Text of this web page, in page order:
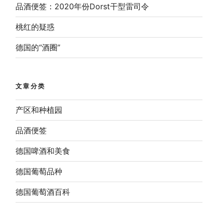
品酒便签：2020年份Dorst干型雷司令
桃红的疑惑
德国的“酒圈”
文章分类
产区和种植园
品酒便签
德国啤酒和美食
德国葡萄品种
德国葡萄酒百科